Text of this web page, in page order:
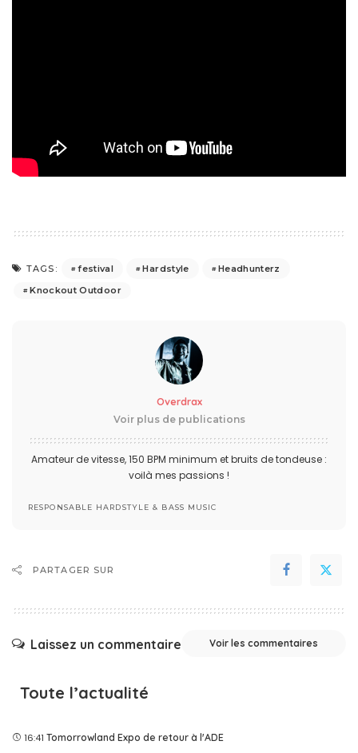
TAGS: festival Hardstyle
Headhunterz
Knockout Outdoor
Overdrax
Voir plus de publications
Amateur de vitesse, 150 BPM minimum et bruits de tondeuse :
voilà mes passions !
RESPONSABLE HARDSTYLE & BASS MUSIC
PARTAGER SUR
Laissez un commentaire Voir les commentaires
Toute l’actualité
16:41 Tomorrowland Expo de retour à l'ADE